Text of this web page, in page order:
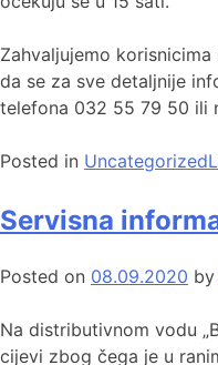
Zahvaljujemo
da se za sve detaljnije
telefona 032 55 79 50 ili
Posted in Uncategorized
Servisna
Posted on 08.09.2020 by
Na distributivnom vodu
cijevi zbog čega je u